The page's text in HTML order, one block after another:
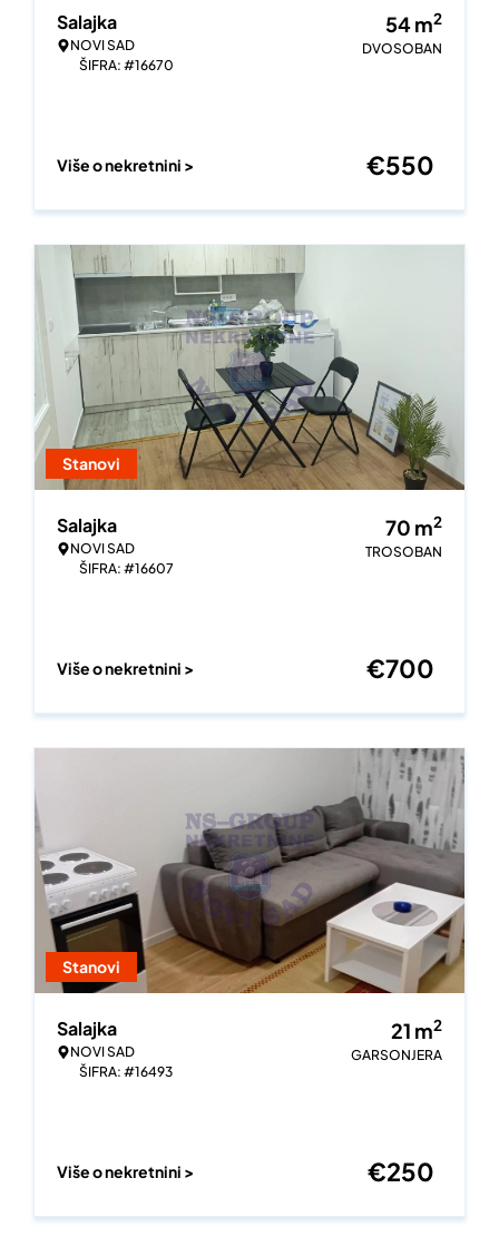
Salajka
NOVI SAD
ŠIFRA: #16670
54m2
DVOSOBAN
Više o nekretnini > €550
Stanovi
Salajka
NOVI SAD
ŠIFRA: #16607
70 m2
TROSOBAN
Više o nekretnini > €700
Stanovi
Salajka
NOVI SAD
ŠIFRA: #16493
21 m2
GARSONJERA
Više o nekretnini > €250